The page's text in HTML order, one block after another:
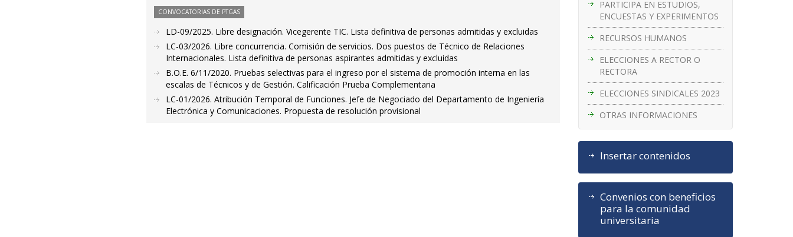
PARTICIPA EN ESTUDIOS,
ENCUESTAS Y EXPERIMENTOS
RECURSOS HUMANOS
ELECCIONES A RECTOR O
RECTORA
ELECCIONES SINDICALES 2023
OTRAS INFORMACIONES
Insertar contenidos
Convenios con beneficios
para la comunidad
universitaria
CONVOCATORIAS DE PTGAS
LD-09/2025. Libre designación. Vicegerente TIC. Lista definitiva de personas admitidas y excluidas
LC-03/2026. Libre concurrencia. Comisión de servicios. Dos puestos de Técnico de Relaciones
Internacionales. Lista definitiva de personas aspirantes admitidas y excluidas
B.O.E. 6/11/2020. Pruebas selectivas para el ingreso por el sistema de promoción interna en las
escalas de Técnicos y de Gestión. Calificación Prueba Complementaria
LC-01/2026. Atribución Temporal de Funciones. Jefe de Negociado del Departamento de Ingeniería
Electrónica y Comunicaciones. Propuesta de resolución provisional